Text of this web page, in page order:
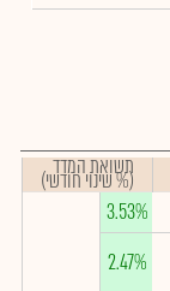
תשואת המדד
(% שינוי חודשי)
3.53%
2.47%